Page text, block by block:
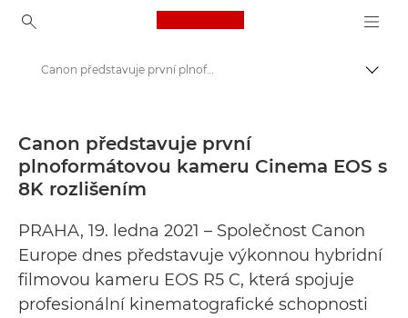
Canon Logo, back to
Tiskové centrum
Tiskové zprávy – tiskové centrum Canon
Canon představuje první plnoformátovou kameru Cinema EOS s 8K rozlišením - Tiskové centrum Canon
Canon představuje první
plnoformátovou kameru Cinema EOS s
8K rozlišením
PRAHA, 19. ledna 2021 – Společnost Canon
Europe dnes představuje výkonnou hybridní
filmovou kameru EOS R5 C, která spojuje
profesionální kinematografické schopnosti